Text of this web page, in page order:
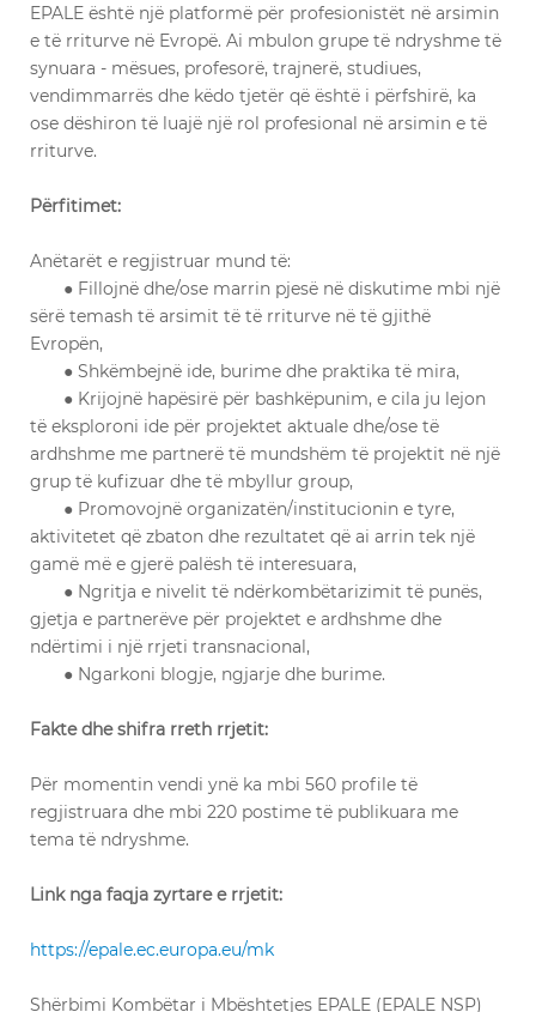
EPALE është një platformë për profesionistët në arsimin
e të rriturve në Evropë. Ai mbulon grupe të ndryshme të
synuara - mësues, profesorë, trajnerë, studiues,
vendimmarrës dhe këdo tjetër që është i përfshirë, ka
ose dëshiron të luajë një rol profesional në arsimin e të
rriturve.
Përfitimet:
Anëtarët e regjistruar mund të:
● Fillojnë dhe/ose marrin pjesë në diskutime mbi një
sërë temash të arsimit të të rriturve në të gjithë
Evropën,
● Shkëmbejnë ide, burime dhe praktika të mira,
● Krijojnë hapësirë për bashkëpunim, e cila ju lejon
të eksploroni ide për projektet aktuale dhe/ose të
ardhshme me partnerë të mundshëm të projektit në një
grup të kufizuar dhe të mbyllur group,
● Promovojnë organizatën/institucionin e tyre,
aktivitetet që zbaton dhe rezultatet që ai arrin tek një
gamë më e gjerë palësh të interesuara,
● Ngritja e nivelit të ndërkombëtarizimit të punës,
gjetja e partnerëve për projektet e ardhshme dhe
ndërtimi i një rrjeti transnacional,
● Ngarkoni blogje, ngjarje dhe burime.
Fakte dhe shifra rreth rrjetit:
Për momentin vendi ynë ka mbi 560 profile të
regjistruara dhe mbi 220 postime të publikuara me
tema të ndryshme.
Link nga faqja zyrtare e rrjetit:
https://epale.ec.europa.eu/mk
Shërbimi Kombëtar i Mbështetjes EPALE (EPALE NSP)